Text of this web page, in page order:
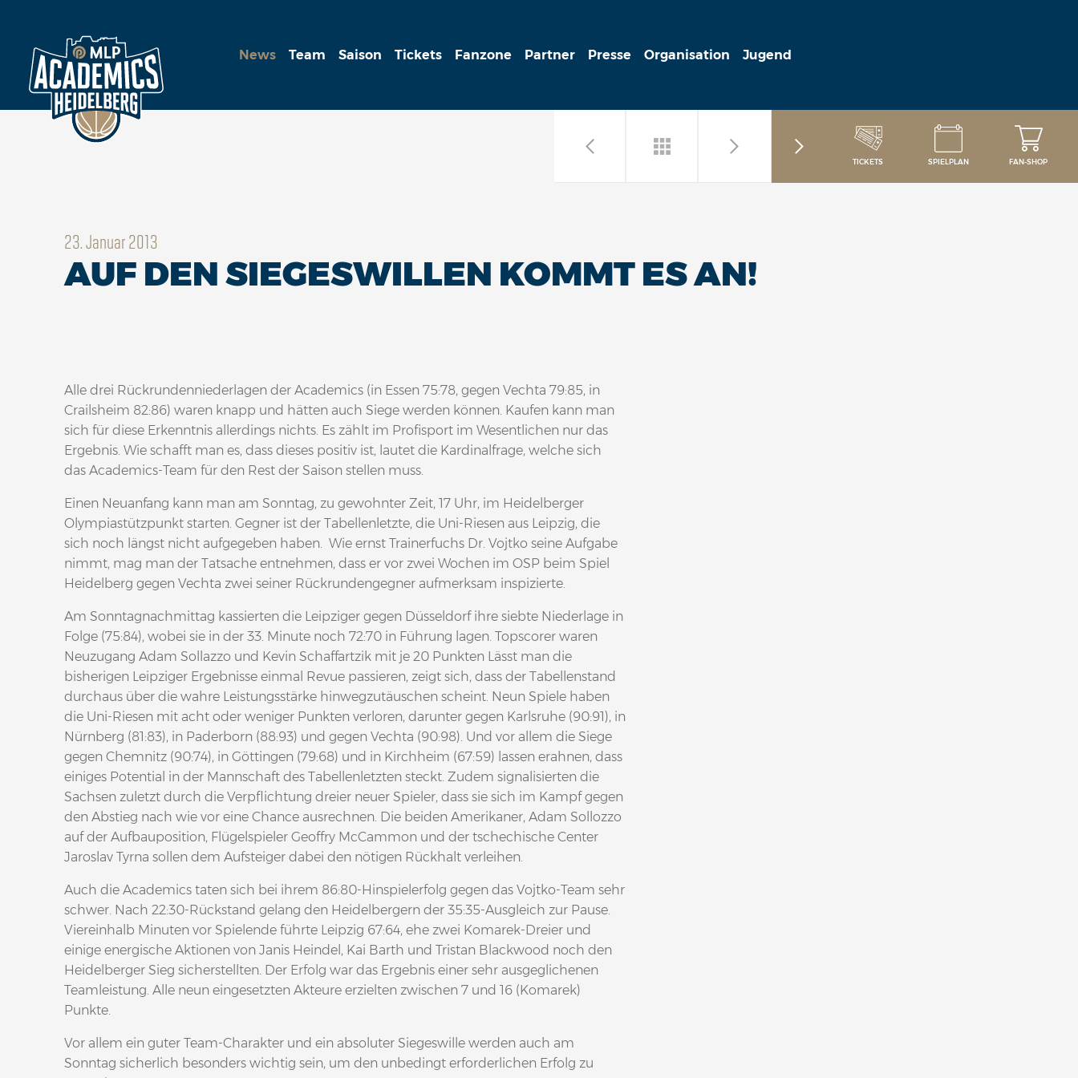
News Team Saison Tickets Fanzone Partner Presse Organisation Jugend
TICKETS SPIELPLAN FAN-SHOP
23. Januar 2013
AUF DEN SIEGESWILLEN KOMMT ES AN!
Alle drei Rückrundenniederlagen der Academics (in Essen 75:78, gegen Vechta 79:85, in
Crailsheim 82:86) waren knapp und hätten auch Siege werden können. Kaufen kann man
sich für diese Erkenntnis allerdings nichts. Es zählt im Profisport im Wesentlichen nur das
Ergebnis. Wie schafft man es, dass dieses positiv ist, lautet die Kardinalfrage, welche sich
das Academics-Team für den Rest der Saison stellen muss.
Einen Neuanfang kann man am Sonntag, zu gewohnter Zeit, 17 Uhr, im Heidelberger
Olympiastützpunkt starten. Gegner ist der Tabellenletzte, die Uni-Riesen aus Leipzig, die
sich noch längst nicht aufgegeben haben. Wie ernst Trainerfuchs Dr. Vojtko seine Aufgabe
nimmt, mag man der Tatsache entnehmen, dass er vor zwei Wochen im OSP beim Spiel
Heidelberg gegen Vechta zwei seiner Rückrundengegner aufmerksam inspizierte.
Am Sonntagnachmittag kassierten die Leipziger gegen Düsseldorf ihre siebte Niederlage in
Folge (75:84), wobei sie in der 33. Minute noch 72:70 in Führung lagen. Topscorer waren
Neuzugang Adam Sollazzo und Kevin Schaffartzik mit je 20 Punkten Lässt man die
bisherigen Leipziger Ergebnisse einmal Revue passieren, zeigt sich, dass der Tabellenstand
durchaus über die wahre Leistungsstärke hinwegzutäuschen scheint. Neun Spiele haben
die Uni-Riesen mit acht oder weniger Punkten verloren, darunter gegen Karlsruhe (90:91), in
Nürnberg (81:83), in Paderborn (88:93) und gegen Vechta (90:98). Und vor allem die Siege
gegen Chemnitz (90:74), in Göttingen (79:68) und in Kirchheim (67:59) lassen erahnen, dass
einiges Potential in der Mannschaft des Tabellenletzten steckt. Zudem signalisierten die
Sachsen zuletzt durch die Verpflichtung dreier neuer Spieler, dass sie sich im Kampf gegen
den Abstieg nach wie vor eine Chance ausrechnen. Die beiden Amerikaner, Adam Sollozzo
auf der Aufbauposition, Flügelspieler Geoffry McCammon und der tschechische Center
Jaroslav Tyrna sollen dem Aufsteiger dabei den nötigen Rückhalt verleihen.
Auch die Academics taten sich bei ihrem 86:80-Hinspielerfolg gegen das Vojtko-Team sehr
schwer. Nach 22:30-Rückstand gelang den Heidelbergern der 35:35-Ausgleich zur Pause.
Viereinhalb Minuten vor Spielende führte Leipzig 67:64, ehe zwei Komarek-Dreier und
einige energische Aktionen von Janis Heindel, Kai Barth und Tristan Blackwood noch den
Heidelberger Sieg sicherstellten. Der Erfolg war das Ergebnis einer sehr ausgeglichenen
Teamleistung. Alle neun eingesetzten Akteure erzielten zwischen 7 und 16 (Komarek)
Punkte.
Vor allem ein guter Team-Charakter und ein absoluter Siegeswille werden auch am
Sonntag sicherlich besonders wichtig sein, um den unbedingt erforderlichen Erfolg zu